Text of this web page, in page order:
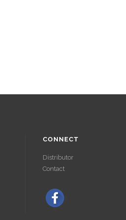
CONNECT
Distributor
Contact